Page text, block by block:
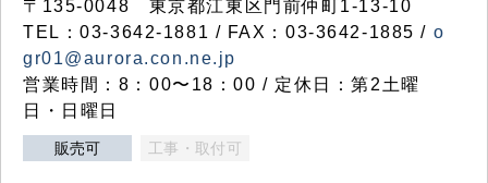
〒135-0048 東京都江東区門前仲町1-13-10
TEL：03-3642-1881 / FAX：03-3642-1885 / o
gr01@aurora.con.ne.jp
営業時間：8：00〜18：00 / 定休日：第2土曜
日・日曜日
販売可 工事・取付可